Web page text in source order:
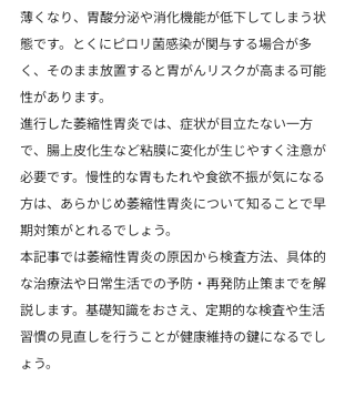
薄くなり、胃酸分泌や消化機能が低下してしまう状
態です。とくにピロリ菌感染が関与する場合が多
く、そのまま放置すると胃がんリスクが高まる可能
性があります。
進行した萎縮性胃炎では、症状が目立たない一方
で、腸上皮化生など粘膜に変化が生じやすく注意が
必要です。慢性的な胃もたれや食欲不振が気になる
方は、あらかじめ萎縮性胃炎について知ることで早
期対策がとれるでしょう。
本記事では萎縮性胃炎の原因から検査方法、具体的
な治療法や日常生活での予防・再発防止策までを解
説します。基礎知識をおさえ、定期的な検査や生活
習慣の見直しを行うことが健康維持の鍵になるでし
ょう。